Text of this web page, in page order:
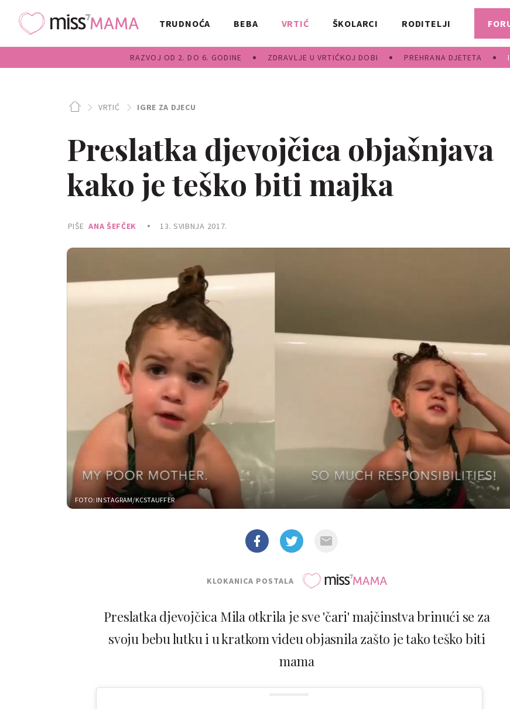
TRUDNOĆA BEBA VRTIĆ
RAZVOJ OD 2. DO 6. GODINE ZDRAVLJE U VRTIĆKOJ DOBI PREHRANA DJETETA
ŠKOLARCI RODITELJI
VRTIĆ IGRE ZA DJECU
Preslatka djevojčica objašnjava
kako je teško biti majka
PIŠE ANA ŠEFČEK 13. SVIBNJA 2017.
FOTO: INSTAGRAM/KCSTAUFFER
KLOKANICA POSTALA
Preslatka djevojčica Mila otkrila je sve 'čari' majčinstva brinući se za
svoju bebu lutku i u kratkom videu objasnila zašto je tako teško biti
mama